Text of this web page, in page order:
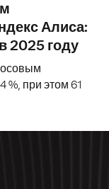
Алиса:
2025 году
%, при этом 61